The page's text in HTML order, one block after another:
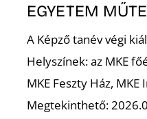
EGYETEM
A Képző tanév végi
Helyszínek: az MKE
MKE Feszty Ház,
Megtekinthető: